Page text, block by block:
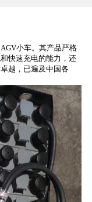
小车。其产品严格
快速充电的能力，还
越，已遍及中国各